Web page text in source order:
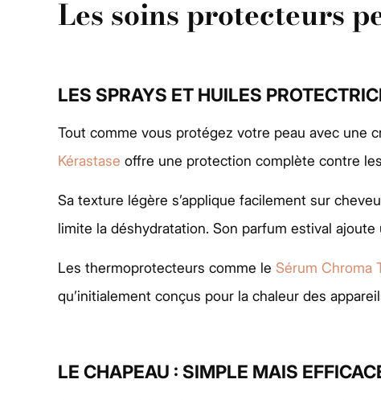
Les soins protecteurs
LES SPRAYS ET HUILES
Tout comme vous protégez votre peau avec une
Kérastase offre une protection complète contre
Sa texture légère s’applique facilement sur
limite la déshydratation. Son parfum estival
Les thermoprotecteurs comme le Sérum Chroma
qu’initialement conçus pour la chaleur des
LE CHAPEAU : SIMPLE MAIS